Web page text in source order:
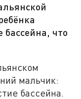
бассейна, что
мальчик:
бассейна.